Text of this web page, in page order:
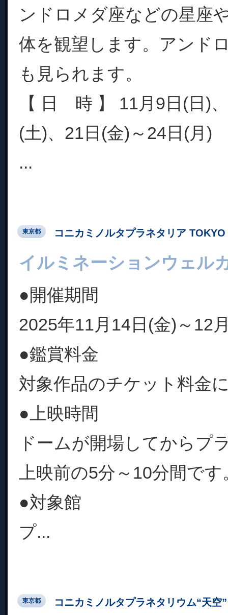
ンドロメダ座などの星座
体を観望します。アンド
も見られます。
【 日 時 】 11月9日(日)
(土)、21日(金)～24日(月)
...
東京都 コニカミノルタプラネタリア TOKYO
イルミネーションウェル
●開催期間
2025年11月14日(金)～12
●鑑賞料金
対象作品のチケット料金
●上映時間
ドームが開場してからプ
上映前の5分～10分間です
●対象館
プ...
東京都 コニカミノルタプラネタリウム“天